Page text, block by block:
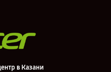
в Казани